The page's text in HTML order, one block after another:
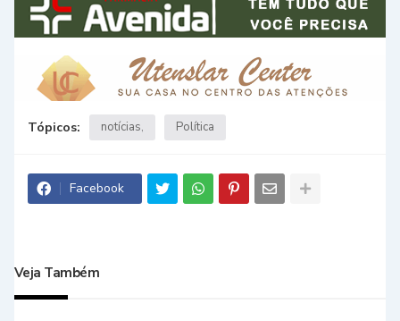
Tópicos: notícias Política
Facebook
Veja Também